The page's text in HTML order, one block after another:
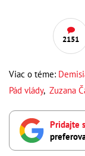
2151
Viac o téme:
Pád vlády, Zuzana
Pridajte